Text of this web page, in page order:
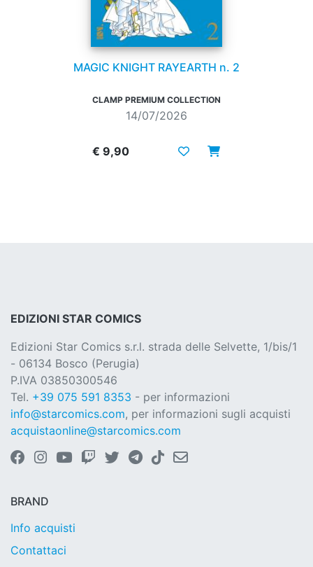
MAGIC KNIGHT RAYEARTH n. 2
CLAMP PREMIUM COLLECTION
14/07/2026
€ 9,90
EDIZIONI STAR COMICS
Edizioni Star Comics s.r.l. strada delle Selvette, 1/bis/1
- 06134 Bosco (Perugia)
P.IVA 03850300546
Tel. +39 075 591 8353 - per informazioni
info@starcomics.com, per informazioni sugli acquisti
acquistaonline@starcomics.com
BRAND
Info acquisti
Contattaci